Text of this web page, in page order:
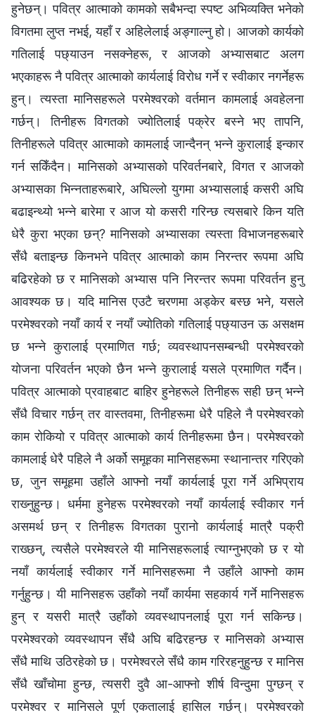
हुनेछन्। पवित्र आत्माको कामको सबैभन्दा स्पष्ट अभिव्यक्ति भनेको
विगतमा लुप्त नभई, यहाँ र अहिलेलाई अङ्गाल्‍नु हो। आजको कार्यको
गतिलाई पछ्याउन नसक्‍नेहरू, र आजको अभ्यासबाट अलग
भएकाहरू नै पवित्र आत्माको कार्यलाई विरोध गर्ने र स्वीकार नगर्नेहरू
हुन्। त्यस्ता मानिसहरूले परमेश्‍वरको वर्तमान कामलाई अवहेलना
गर्छन्। तिनीहरू विगतको ज्योतिलाई पक्रेर बस्‍ने भए तापनि,
तिनीहरूले पवित्र आत्माको कामलाई जान्दैनन् भन्‍ने कुरालाई इन्कार
गर्न सकिँदैन। मानिसको अभ्यासको परिवर्तनबारे, विगत र आजको
अभ्यासका भिन्‍नताहरूबारे, अघिल्‍लो युगमा अभ्यासलाई कसरी अघि
बढाइन्थ्यो भन्‍ने बारेमा र आज यो कसरी गरिन्छ त्यसबारे किन यति
धेरै कुरा भएका छन्? मानिसको अभ्यासका त्यस्ता विभाजनहरूबारे
सँधै बताइन्छ किनभने पवित्र आत्माको काम निरन्तर रूपमा अघि
बढिरहेको छ र मानिसको अभ्यास पनि निरन्तर रूपमा परिवर्तन हुनु
आवश्यक छ। यदि मानिस एउटै चरणमा अड्केर बस्‍छ भने, यसले
परमेश्‍वरको नयाँ कार्य र नयाँ ज्योतिको गतिलाई पछ्याउन ऊ असक्षम
छ भन्‍ने कुरालाई प्रमाणित गर्छ; व्यवस्थापनसम्‍बन्धी परमेश्‍वरको
योजना परिवर्तन भएको छैन भन्‍ने कुरालाई यसले प्रमाणित गर्दैन।
पवित्र आत्‍माको प्रवाहबाट बाहिर हुनेहरूले तिनीहरू सही छन् भन्‍ने
सँधै विचार गर्छन् तर वास्तवमा, तिनीहरूमा धेरै पहिले नै परमेश्‍वरको
काम रोकियो र पवित्र आत्‍माको कार्य तिनीहरूमा छैन। परमेश्‍वरको
कामलाई धेरै पहिले नै अर्को समूहका मानिसहरूमा स्थानान्तर गरिएको
छ, जुन समूहमा उहाँले आफ्‍नो नयाँ कार्यलाई पूरा गर्ने अभिप्राय
राख्‍नुहुन्छ। धर्ममा हुनेहरू परमेश्‍वरको नयाँ कार्यलाई स्वीकार गर्न
असमर्थ छन् र तिनीहरू विगतका पुरानो कार्यलाई मात्रै पक्री
राख्छन्, त्यसैले परमेश्‍वरले यी मानिसहरूलाई त्याग्‍नुभएको छ र यो
नयाँ कार्यलाई स्वीकार गर्ने मानिसहरूमा नै उहाँले आफ्‍नो काम
गर्नुहुन्छ। यी मानिसहरू उहाँको नयाँ कार्यमा सहकार्य गर्ने मानिसहरू
हुन् र यसरी मात्रै उहाँको व्यवस्थापनलाई पूरा गर्न सकिन्छ।
परमेश्‍वरको व्यवस्थापन सँधै अघि बढिरहन्छ र मानिसको अभ्यास
सँधै माथि उठिरहेको छ। परमेश्‍वरले सँधै काम गरिरहनुहुन्छ र मानिस
सँधै खाँचोमा हुन्छ, त्यसरी दुवै आ-आफ्‍नो शीर्ष विन्दुमा पुग्‍छन् र
परमेश्‍वर र मानिसले पूर्ण एकतालाई हासिल गर्छन्। परमेश्‍वरको